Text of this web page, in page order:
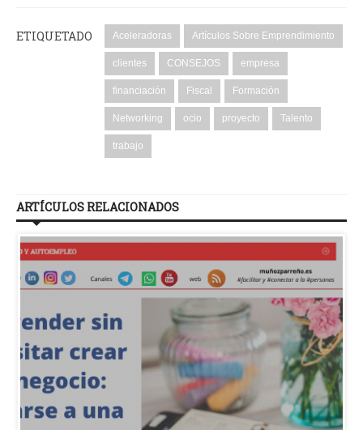
ETIQUETADO Aceleradoras Artículos Sobre Emprendimiento
clientes CONSEJOS empresa
financiación Fiscal Formación
Networking ocio proyecto Talento
trabajo
ARTÍCULOS RELACIONADOS